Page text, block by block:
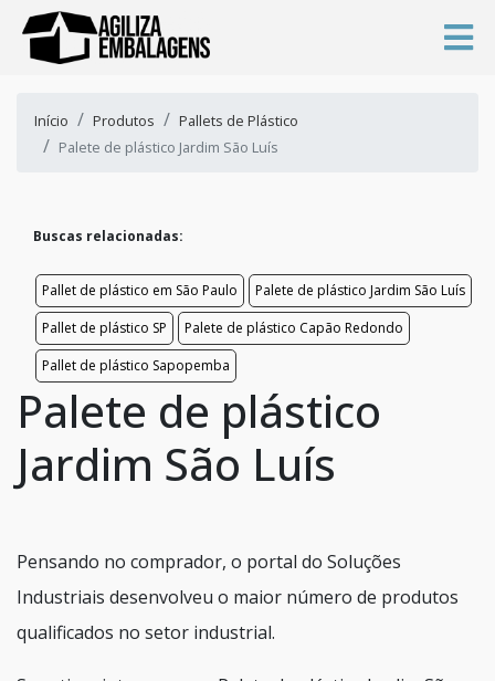
Início Produtos
Pallets de Plástico
Palete de plástico Jardim São Luís
Buscas relacionadas:
Pallet de plástico em São Paulo
Palete de plástico Jardim São Luís
Pallet de plástico SP
Palete de plástico Capão Redondo
Pallet de plástico Sapopemba
Palete de plástico
Jardim São Luís
Pensando no comprador, o portal do Soluções
Industriais desenvolveu o maior número de produtos
qualificados no setor industrial.